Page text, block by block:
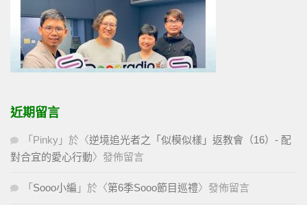
近期留言
「 Pinky 」於〈逆境追光者之「似模似樣」返教會（16）- 配
對合宜的愛心行動〉發佈留言
「 Sooo小編 」於〈第6季Sooo節目巡禮〉發佈留言